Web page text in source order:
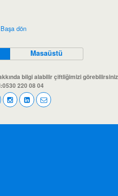
Başa dön
Masaüstü
bilgi alabilir çiftliğimizi görebilirsiniz
220 08 04